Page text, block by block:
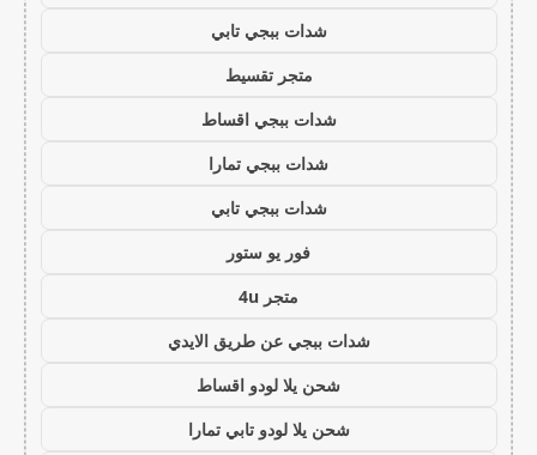
شدات ببجي تابي
متجر تقسيط
شدات ببجي اقساط
شدات ببجي تمارا
شدات ببجي تابي
فور يو ستور
متجر 4u
شدات ببجي عن طريق الايدي
شحن يلا لودو اقساط
شحن يلا لودو تابي تمارا